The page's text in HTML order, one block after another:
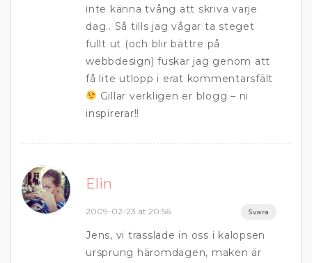
inte känna tvång att skriva varje
dag.. Så tills jag vågar ta steget
fullt ut (och blir bättre på
webbdesign) fuskar jag genom att
få lite utlopp i erat kommentarsfält
Gillar verkligen er blogg – ni
inspirerar!!
Elin
2009-02-23 at 20:56 Svara
Jens, vi trasslade in oss i kalopsen
ursprung häromdagen, maken är